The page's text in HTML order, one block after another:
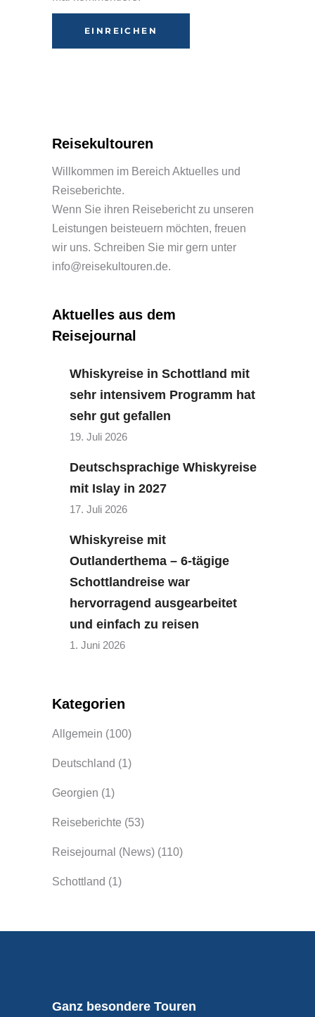
Reisekultouren
Willkommen im Bereich Aktuelles und
Reiseberichte.
Wenn Sie ihren Reisebericht zu unseren
Leistungen beisteuern möchten, freuen
wir uns. Schreiben Sie mir gern unter
info@reisekultouren.de.
Aktuelles aus dem
Reisejournal
Whiskyreise in Schottland mit
sehr intensivem Programm hat
sehr gut gefallen
19. Juli 2026
Deutschsprachige Whiskyreise
mit Islay in 2027
17. Juli 2026
Whiskyreise mit
Outlanderthema – 6-tägige
Schottlandreise war
hervorragend ausgearbeitet
und einfach zu reisen
1. Juni 2026
Kategorien
Allgemein (100)
Deutschland (1)
Georgien (1)
Reiseberichte (53)
Reisejournal (News) (110)
Schottland (1)
Ganz besondere Touren